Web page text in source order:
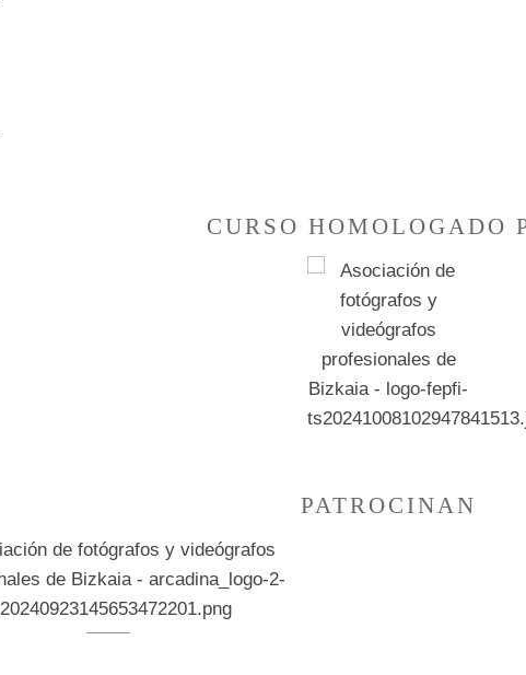
CURSO HOMOLOGADO
PATROCINAN